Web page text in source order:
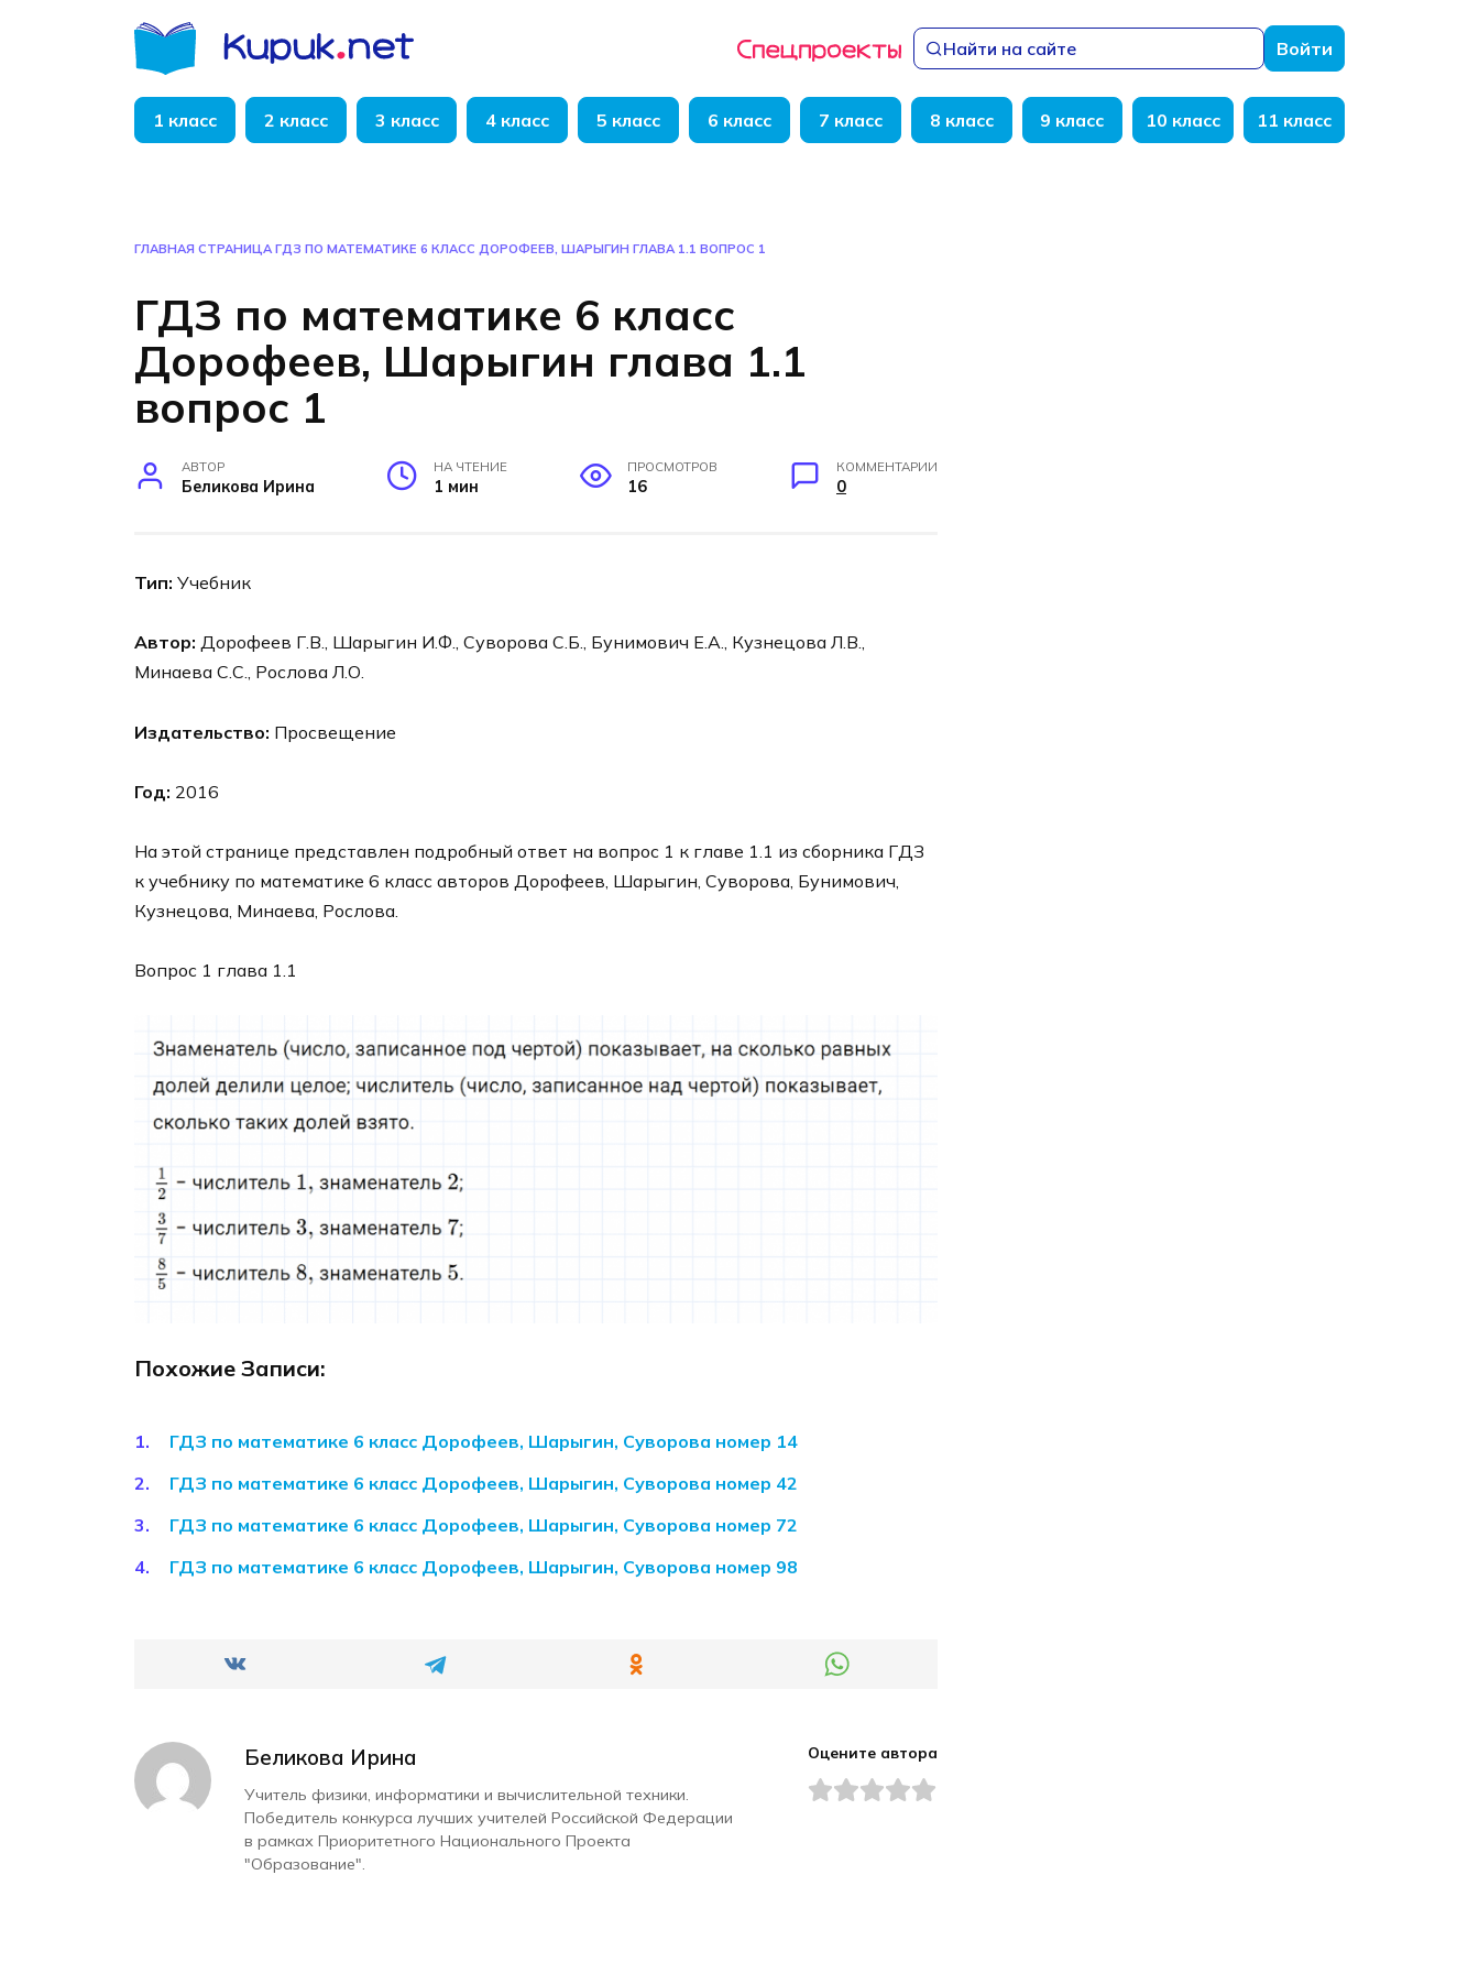
Найти на сайте Войти
1 класс 2 класс 3 класс 4 класс 5 класс 6 класс 7 класс 8 класс 9 класс 10 класс 11 класс
ГЛАВНАЯ СТРАНИЦА ГДЗ ПО МАТЕМАТИКЕ 6 КЛАСС ДОРОФЕЕВ, ШАРЫГИН ГЛАВА 1.1 ВОПРОС 1
ГДЗ по математике 6 класс
Дорофеев, Шарыгин глава 1.1
вопрос 1
АВТОР
Беликова Ирина
НА ЧТЕНИЕ
1 мин
ПРОСМОТРОВ
16
КОММЕНТАРИИ
0
Тип: Учебник
Автор: Дорофеев Г.В., Шарыгин И.Ф., Суворова С.Б., Бунимович Е.А., Кузнецова Л.В.,
Минаева С.С., Рослова Л.О.
Издательство: Просвещение
Год: 2016
На этой странице представлен подробный ответ на вопрос 1 к главе 1.1 из сборника ГДЗ
к учебнику по математике 6 класс авторов Дорофеев, Шарыгин, Суворова, Бунимович,
Кузнецова, Минаева, Рослова.
Вопрос 1 глава 1.1
Похожие Записи:
ГДЗ по математике 6 класс Дорофеев, Шарыгин, Суворова номер 14
ГДЗ по математике 6 класс Дорофеев, Шарыгин, Суворова номер 42
ГДЗ по математике 6 класс Дорофеев, Шарыгин, Суворова номер 72
ГДЗ по математике 6 класс Дорофеев, Шарыгин, Суворова номер 98
Беликова Ирина
Учитель физики, информатики и вычислительной техники.
Победитель конкурса лучших учителей Российской Федерации
в рамках Приоритетного Национального Проекта
"Образование".
Оцените автора